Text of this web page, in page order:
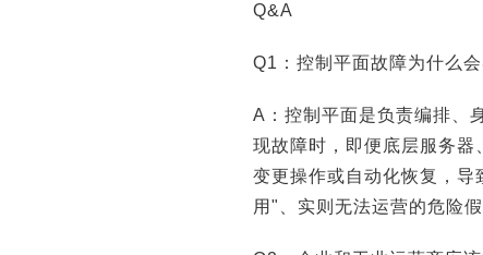
Q&A
Q1：控制平面故障为什么
A：控制平面是负责编排、
现故障时，即便底层服务器
变更操作或自动化恢复，
用"、实则无法运营的危险假